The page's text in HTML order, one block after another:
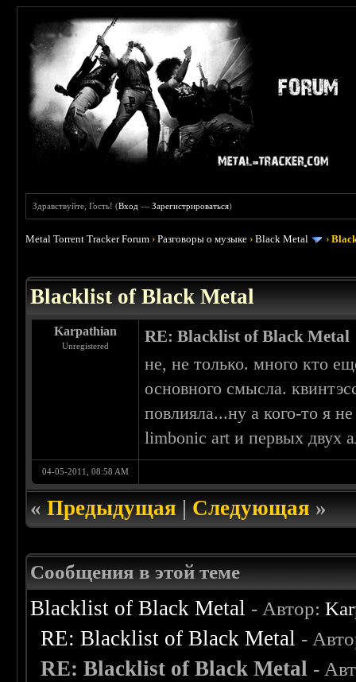
Здравствуйте, Гость! (Вход —Зарегистрироваться)
Metal Torrent Tracker Forum ›Разговоры о музыке ›Black Metal ›
Blacklist of Black Metal
Karpathian
Unregistered
RE: Blacklist of Black Metal
не, не только. много кто
основного смысла.
повлияла...ну а кого-то я
limbonic art и первых двух
04-05-2011, 08:58 AM
«Предыдущая|Следующая»
Сообщения в этой теме
Blacklist of Black Metal - Автор:
RE: Blacklist of Black Metal -
RE: Blacklist of Black Metal -